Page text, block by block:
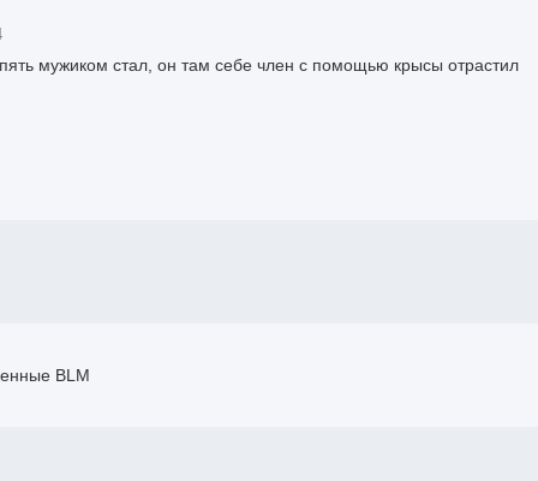
мужиком стал, он там себе член с помощью крысы отрастил
BLM